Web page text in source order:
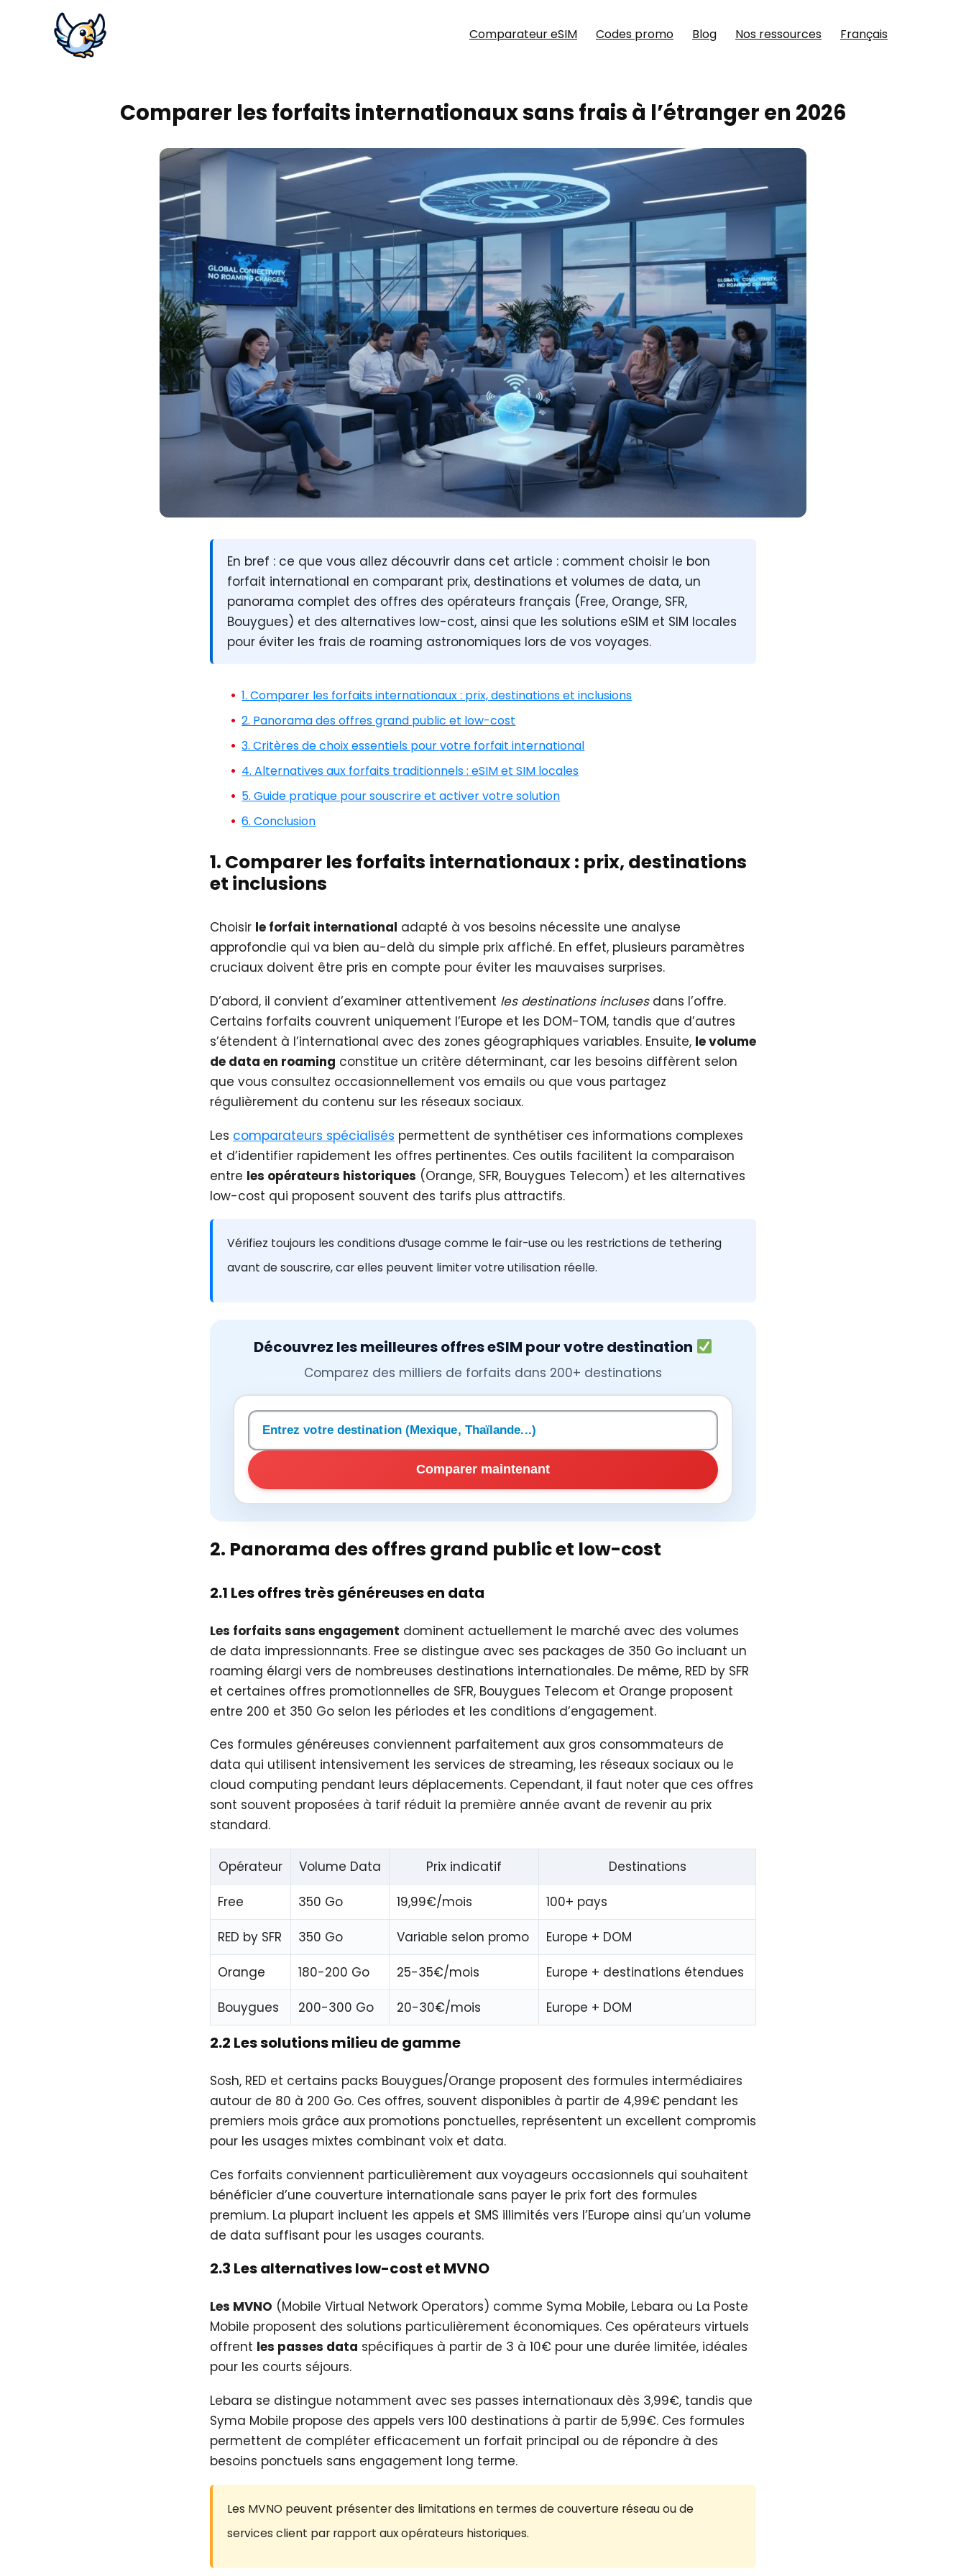
Comparateur eSIM Codes promo Blog Nos ressources Français
Comparer les forfaits internationaux sans frais à l’étranger en 2026
En bref : ce que vous allez découvrir dans cet article : comment choisir le bon
forfait international en comparant prix, destinations et volumes de data, un
panorama complet des offres des opérateurs français (Free, Orange, SFR,
Bouygues) et des alternatives low-cost, ainsi que les solutions eSIM et SIM locales
pour éviter les frais de roaming astronomiques lors de vos voyages.
1. Comparer les forfaits internationaux : prix, destinations et inclusions
2. Panorama des offres grand public et low-cost
3. Critères de choix essentiels pour votre forfait international
4. Alternatives aux forfaits traditionnels : eSIM et SIM locales
5. Guide pratique pour souscrire et activer votre solution
6. Conclusion
1. Comparer les forfaits internationaux : prix, destinations
et inclusions
Choisir le forfait international adapté à vos besoins nécessite une analyse
approfondie qui va bien au-delà du simple prix affiché. En effet, plusieurs paramètres
cruciaux doivent être pris en compte pour éviter les mauvaises surprises.
D’abord, il convient d’examiner attentivement les destinations inclusesdans l’offre.
Certains forfaits couvrent uniquement l’Europe et les DOM-TOM, tandis que d’autres
s’étendent à l’international avec des zones géographiques variables. Ensuite, le volume
de data en roaming constitue un critère déterminant, car les besoins diffèrent selon
que vous consultez occasionnellement vos emails ou que vous partagez
régulièrement du contenu sur les réseaux sociaux.
Les comparateurs spécialisés permettent de synthétiser ces informations complexes
et d’identifier rapidement les offres pertinentes. Ces outils facilitent la comparaison
entre les opérateurs historiques (Orange, SFR, Bouygues Telecom) et les alternatives
low-cost qui proposent souvent des tarifs plus attractifs.
Vérifiez toujours les conditions d’usage comme le fair-use ou les restrictions de tethering
avant de souscrire, car elles peuvent limiter votre utilisation réelle.
Découvrez les meilleures offres eSIM pour votre destination
Comparez des milliers de forfaits dans 200+ destinations
Rechercher une destination
Comparer maintenant
2. Panorama des offres grand public et low-cost
2.1 Les offres très généreuses en data
Les forfaits sans engagement dominent actuellement le marché avec des volumes
de data impressionnants. Free se distingue avec ses packages de 350 Go incluant un
roaming élargi vers de nombreuses destinations internationales. De même, RED by SFR
et certaines offres promotionnelles de SFR, Bouygues Telecom et Orange proposent
entre 200 et 350 Go selon les périodes et les conditions d’engagement.
Ces formules généreuses conviennent parfaitement aux gros consommateurs de
data qui utilisent intensivement les services de streaming, les réseaux sociaux ou le
cloud computing pendant leurs déplacements. Cependant, il faut noter que ces offres
sont souvent proposées à tarif réduit la première année avant de revenir au prix
standard.
Opérateur Volume Data Prix indicatif Destinations
Free 350 Go 19,99€/mois 100+ pays
RED by SFR 350 Go Variable selon promo Europe + DOM
Orange 180-200 Go 25-35€/mois Europe + destinations étendues
Bouygues 200-300 Go 20-30€/mois Europe + DOM
2.2 Les solutions milieu de gamme
Sosh, RED et certains packs Bouygues/Orange proposent des formules intermédiaires
autour de 80 à 200 Go. Ces offres, souvent disponibles à partir de 4,99€ pendant les
premiers mois grâce aux promotions ponctuelles, représentent un excellent compromis
pour les usages mixtes combinant voix et data.
Ces forfaits conviennent particulièrement aux voyageurs occasionnels qui souhaitent
bénéficier d’une couverture internationale sans payer le prix fort des formules
premium. La plupart incluent les appels et SMS illimités vers l’Europe ainsi qu’un volume
de data suffisant pour les usages courants.
2.3 Les alternatives low-cost et MVNO
Les MVNO (Mobile Virtual Network Operators) comme Syma Mobile, Lebara ou La Poste
Mobile proposent des solutions particulièrement économiques. Ces opérateurs virtuels
offrent les passes data spécifiques à partir de 3 à 10€ pour une durée limitée, idéales
pour les courts séjours.
Lebara se distingue notamment avec ses passes internationaux dès 3,99€, tandis que
Syma Mobile propose des appels vers 100 destinations à partir de 5,99€. Ces formules
permettent de compléter efficacement un forfait principal ou de répondre à des
besoins ponctuels sans engagement long terme.
Les MVNO peuvent présenter des limitations en termes de couverture réseau ou de
services client par rapport aux opérateurs historiques.